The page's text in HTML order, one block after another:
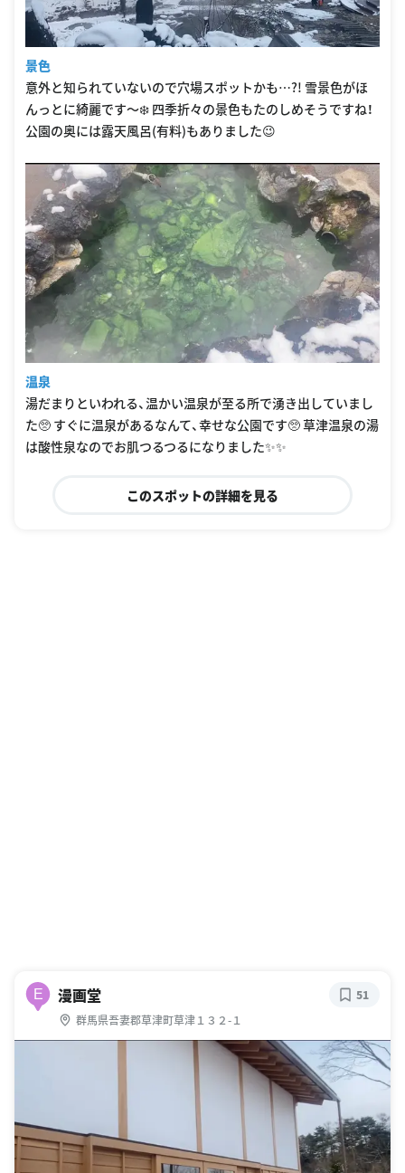
景色
意外と知られていないので穴場スポットかも…?! 雪景色がほ
んっとに綺麗です〜❄️ 四季折々の景色もたのしめそうですね！
公園の奥には露天風呂(有料)もありました😉
温泉
湯だまりといわれる、温かい温泉が至る所で湧き出していまし
た🥺 すぐに温泉があるなんて、幸せな公園です🥺 草津温泉の湯
は酸性泉なのでお肌つるつるになりました✨✨
このスポットの詳細を見る
E 漫画堂
群馬県吾妻郡草津町草津１３２-１
51